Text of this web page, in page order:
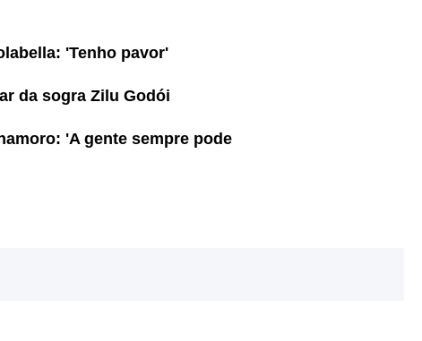
'Tenho pavor'
da sogra Zilu Godói
'A gente sempre pode